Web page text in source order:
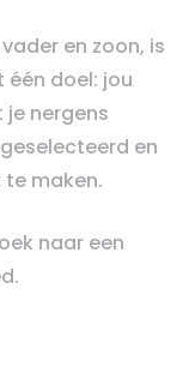
en zoon, is
doel: jou
nergens
en
maken.
naar een